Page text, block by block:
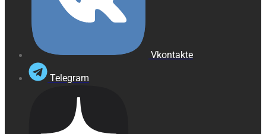
Vkontakte
Telegram